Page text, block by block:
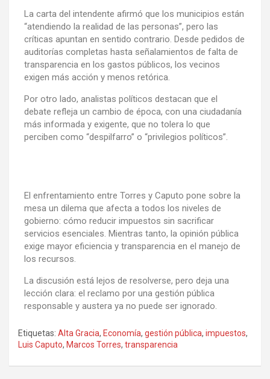
La carta del intendente afirmó que los municipios están
“atendiendo la realidad de las personas”, pero las
críticas apuntan en sentido contrario. Desde pedidos de
auditorías completas hasta señalamientos de falta de
transparencia en los gastos públicos, los vecinos
exigen más acción y menos retórica.
Por otro lado, analistas políticos destacan que el
debate refleja un cambio de época, con una ciudadanía
más informada y exigente, que no tolera lo que
perciben como “despilfarro” o “privilegios políticos”.
El enfrentamiento entre Torres y Caputo pone sobre la
mesa un dilema que afecta a todos los niveles de
gobierno: cómo reducir impuestos sin sacrificar
servicios esenciales. Mientras tanto, la opinión pública
exige mayor eficiencia y transparencia en el manejo de
los recursos.
La discusión está lejos de resolverse, pero deja una
lección clara: el reclamo por una gestión pública
responsable y austera ya no puede ser ignorado.
Etiquetas: Alta Gracia, Economía, gestión pública, impuestos,
Luis Caputo, Marcos Torres, transparencia